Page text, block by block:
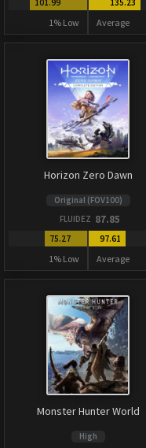
1% Low Average
Horizon Zero Dawn
Original (FOV100)
FLUIDEZ 87.85
75.27
1% Low
97.61
Average
Monster Hunter World
High